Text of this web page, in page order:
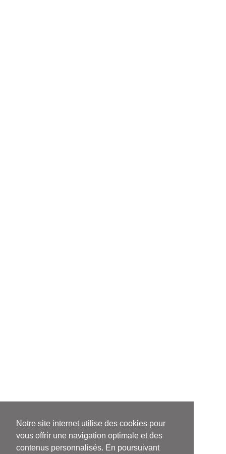
Notre site internet utilise des cookies pour
vous offrir une navigation optimale et des
contenus personnalisés. En poursuivant